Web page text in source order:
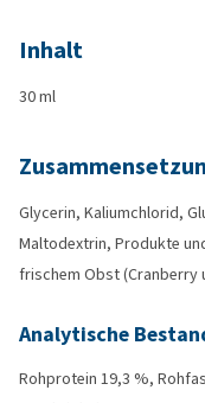
Inhalt
30 ml
Glycerin, Kaliumchlorid,
Maltodextrin, Produkte
frischem Obst (Cranberry
Analytische
Rohprotein 19,3 %,